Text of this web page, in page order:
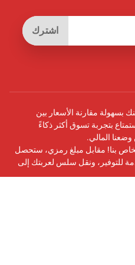
اشترك
بسهولة مقارنة الأسعار بين
بتجربة تسوق أكثر ذكاءً
وضعنا المالي.
بنا! مقابل مبلغ رمزي، ستحصل
للتوفير، ونقل سلس لعربتك إلى